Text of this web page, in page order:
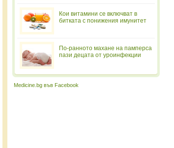
Кои витамини се включват в
битката с понижения имунитет
По-ранното махане на памперса
пази децата от уроинфекции
Medicine.bg във Facebook